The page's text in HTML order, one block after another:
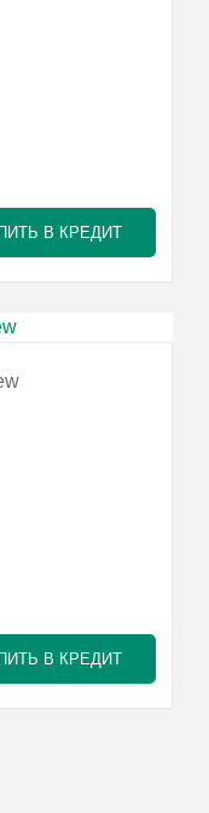
В КРЕДИТ
В КРЕДИТ